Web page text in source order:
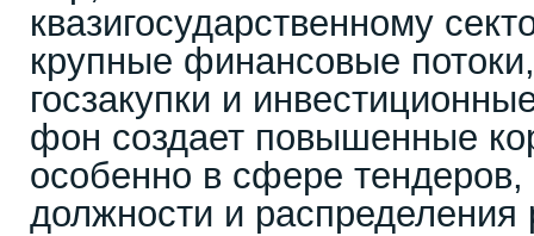
квазигосударственному
крупные финансовые
госзакупки и
фон создает повышенные
особенно в сфере тендеров,
должности и распределения